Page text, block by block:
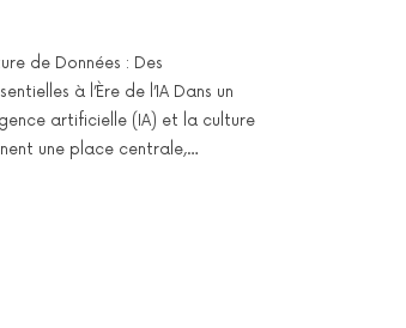
de Données : Des
à l’Ère de l’IA Dans un
artificielle (IA) et la culture
une place centrale,…